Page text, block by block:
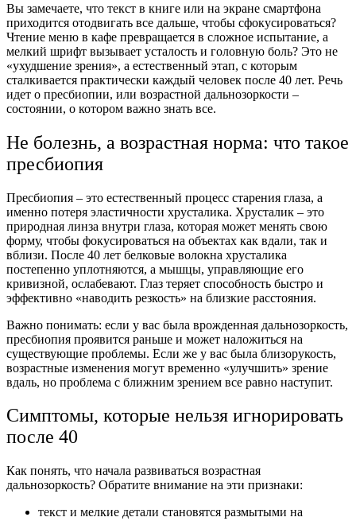
Вы замечаете, что текст в книге или на экране смартфона
приходится отодвигать все дальше, чтобы сфокусироваться?
Чтение меню в кафе превращается в сложное испытание, а
мелкий шрифт вызывает усталость и головную боль? Это не
«ухудшение зрения», а естественный этап, с которым
сталкивается практически каждый человек после 40 лет. Речь
идет о пресбиопии, или возрастной дальнозоркости –
состоянии, о котором важно знать все.
Не болезнь, а возрастная норма: что такое
пресбиопия
Пресбиопия – это естественный процесс старения глаза, а
именно потеря эластичности хрусталика. Хрусталик – это
природная линза внутри глаза, которая может менять свою
форму, чтобы фокусироваться на объектах как вдали, так и
вблизи. После 40 лет белковые волокна хрусталика
постепенно уплотняются, а мышцы, управляющие его
кривизной, ослабевают. Глаз теряет способность быстро и
эффективно «наводить резкость» на близкие расстояния.
Важно понимать: если у вас была врожденная дальнозоркость,
пресбиопия проявится раньше и может наложиться на
существующие проблемы. Если же у вас была близорукость,
возрастные изменения могут временно «улучшить» зрение
вдаль, но проблема с ближним зрением все равно наступит.
Симптомы, которые нельзя игнорировать
после 40
Как понять, что начала развиваться возрастная
дальнозоркость? Обратите внимание на эти признаки:
текст и мелкие детали становятся размытыми на